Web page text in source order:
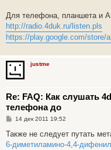
Для телефона, планшета и
http://radio.4duk.ru/listen.pls
https://play.google.com/store/
justme
Re: FAQ: Как слушать
телефона до
С
о
щ
14 дек 2011 19:52
Также не следует путать
6-диметиламино-4,4-